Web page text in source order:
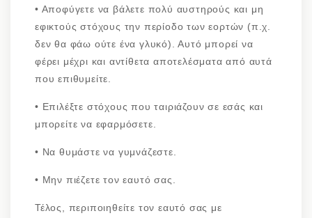
• Αποφύγετε να βάλετε πολύ αυστηρούς και μη
εφικτούς στόχους την περίοδο των εορτών (π.χ.
δεν θα φάω ούτε ένα γλυκό). Αυτό μπορεί να
φέρει μέχρι και αντίθετα αποτελέσματα από αυτά
που επιθυμείτε.
• Επιλέξτε στόχους που ταιριάζουν σε εσάς και
μπορείτε να εφαρμόσετε.
• Να θυμάστε να γυμνάζεστε.
• Μην πιέζετε τον εαυτό σας.
Τέλος, περιποιηθείτε τον εαυτό σας με